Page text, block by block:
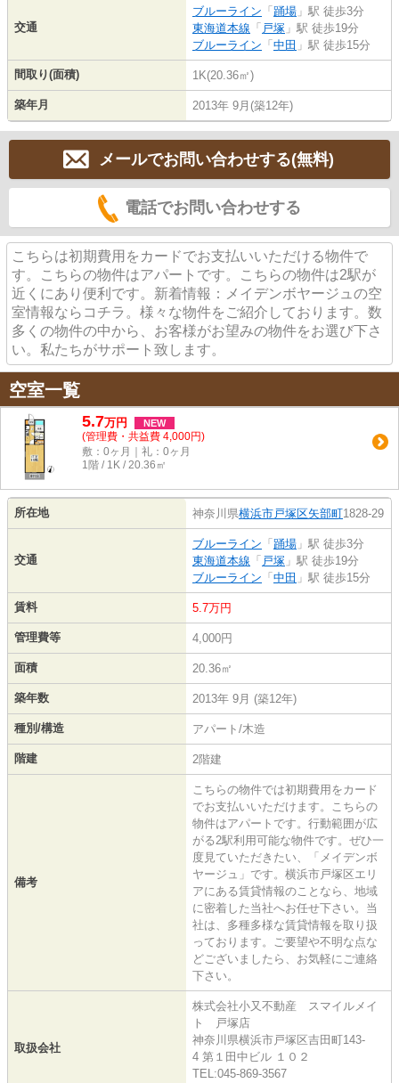
交通
ブルーライン 「 踊場 」駅 徒歩3分
東海道本線 「 戸塚 」駅 徒歩19分
ブルーライン 「 中田 」駅 徒歩15分
間取り(面積) 1K(20.36㎡)
築年月 2013年 9月(築12年)
メールでお問い合わせする(無料)
電話でお問い合わせする
こちらは初期費用をカードでお支払いいただける物件で
す。こちらの物件はアパートです。こちらの物件は2駅が
近くにあり便利です。新着情報：メイデンボヤージュの空
室情報ならコチラ。様々な物件をご紹介しております。数
多くの物件の中から、お客様がお望みの物件をお選び下さ
い。私たちがサポート致します。
空室一覧
5.7万円 NEW
(管理費・共益費 4,000円)
敷：0ヶ月｜礼：0ヶ月
1階 / 1K / 20.36㎡
所在地 神奈川県横浜市戸塚区矢部町1828-29
交通
ブルーライン 「 踊場 」駅 徒歩3分
東海道本線 「 戸塚 」駅 徒歩19分
ブルーライン 「 中田 」駅 徒歩15分
賃料 5.7万円
管理費等 4,000円
面積 20.36㎡
築年数 2013年 9月 (築12年)
種別/構造 アパート/木造
階建 2階建
備考
こちらの物件では初期費用をカード
でお支払いいただけます。こちらの
物件はアパートです。行動範囲が広
がる2駅利用可能な物件です。ぜひ一
度見ていただきたい、「メイデンボ
ヤージュ」です。横浜市戸塚区エリ
アにある賃貸情報のことなら、地域
に密着した当社へお任せ下さい。当
社は、多種多様な賃貸情報を取り扱
っております。ご要望や不明な点な
どございましたら、お気軽にご連絡
下さい。
取扱会社
株式会社小又不動産 スマイルメイ
ト 戸塚店
神奈川県横浜市戸塚区吉田町143-
4 第１田中ビル １０２
TEL:045-869-3567